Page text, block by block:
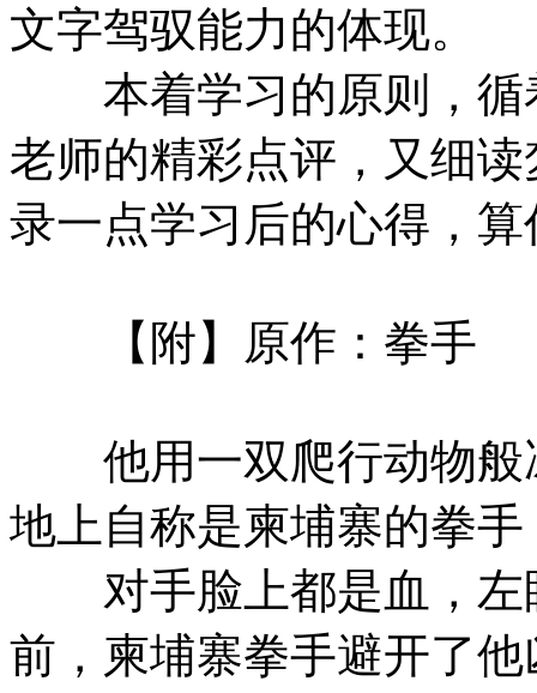
文字驾驭能力的体现。
本着学习的原则，循
老师的精彩点评，又细
录一点学习后的心得，
【附】原作：拳手
他用一双爬行动物般
地上自称是柬埔寨的拳
对手脸上都是血，左
前，柬埔寨拳手避开了